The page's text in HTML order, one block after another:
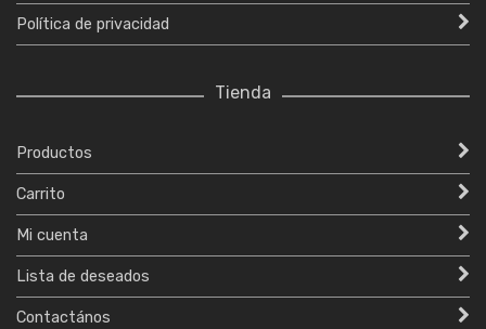
Política de privacidad
Tienda
Productos
Carrito
Mi cuenta
Lista de deseados
Contactános